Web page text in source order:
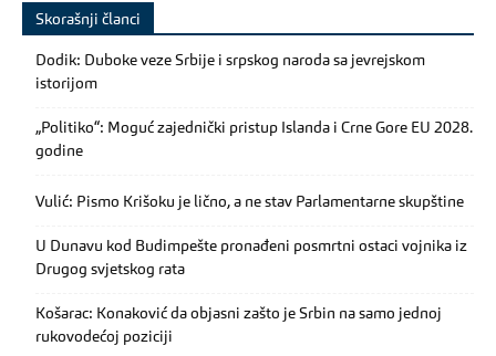
Skorašnji članci
Dodik: Duboke veze Srbije i srpskog naroda sa jevrejskom
istorijom
„Politiko“: Moguć zajednički pristup Islanda i Crne Gore EU 2028.
godine
Vulić: Pismo Krišoku je lično, a ne stav Parlamentarne skupštine
U Dunavu kod Budimpešte pronađeni posmrtni ostaci vojnika iz
Drugog svjetskog rata
Košarac: Konaković da objasni zašto je Srbin na samo jednoj
rukovodećoj poziciji